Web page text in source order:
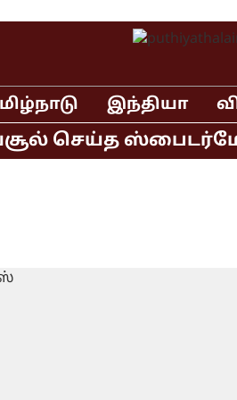
இந்தியா
செய்த ஸ்பைடர்மேன்